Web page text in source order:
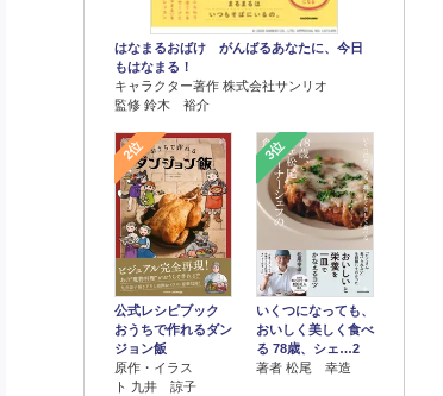
はなまるおばけ がんばるあなたに、今日
もはなまる！
キャラクター著作 株式会社サンリオ
監修 鈴木 裕介
2位
公式レシピブック
おうちで作れるダン
ジョン飯
原作・イラス
ト 九井 諒子
3位
いくつになっても、
おいしく美しく食べ
る 78歳、シェ…2
著者 松尾 幸造